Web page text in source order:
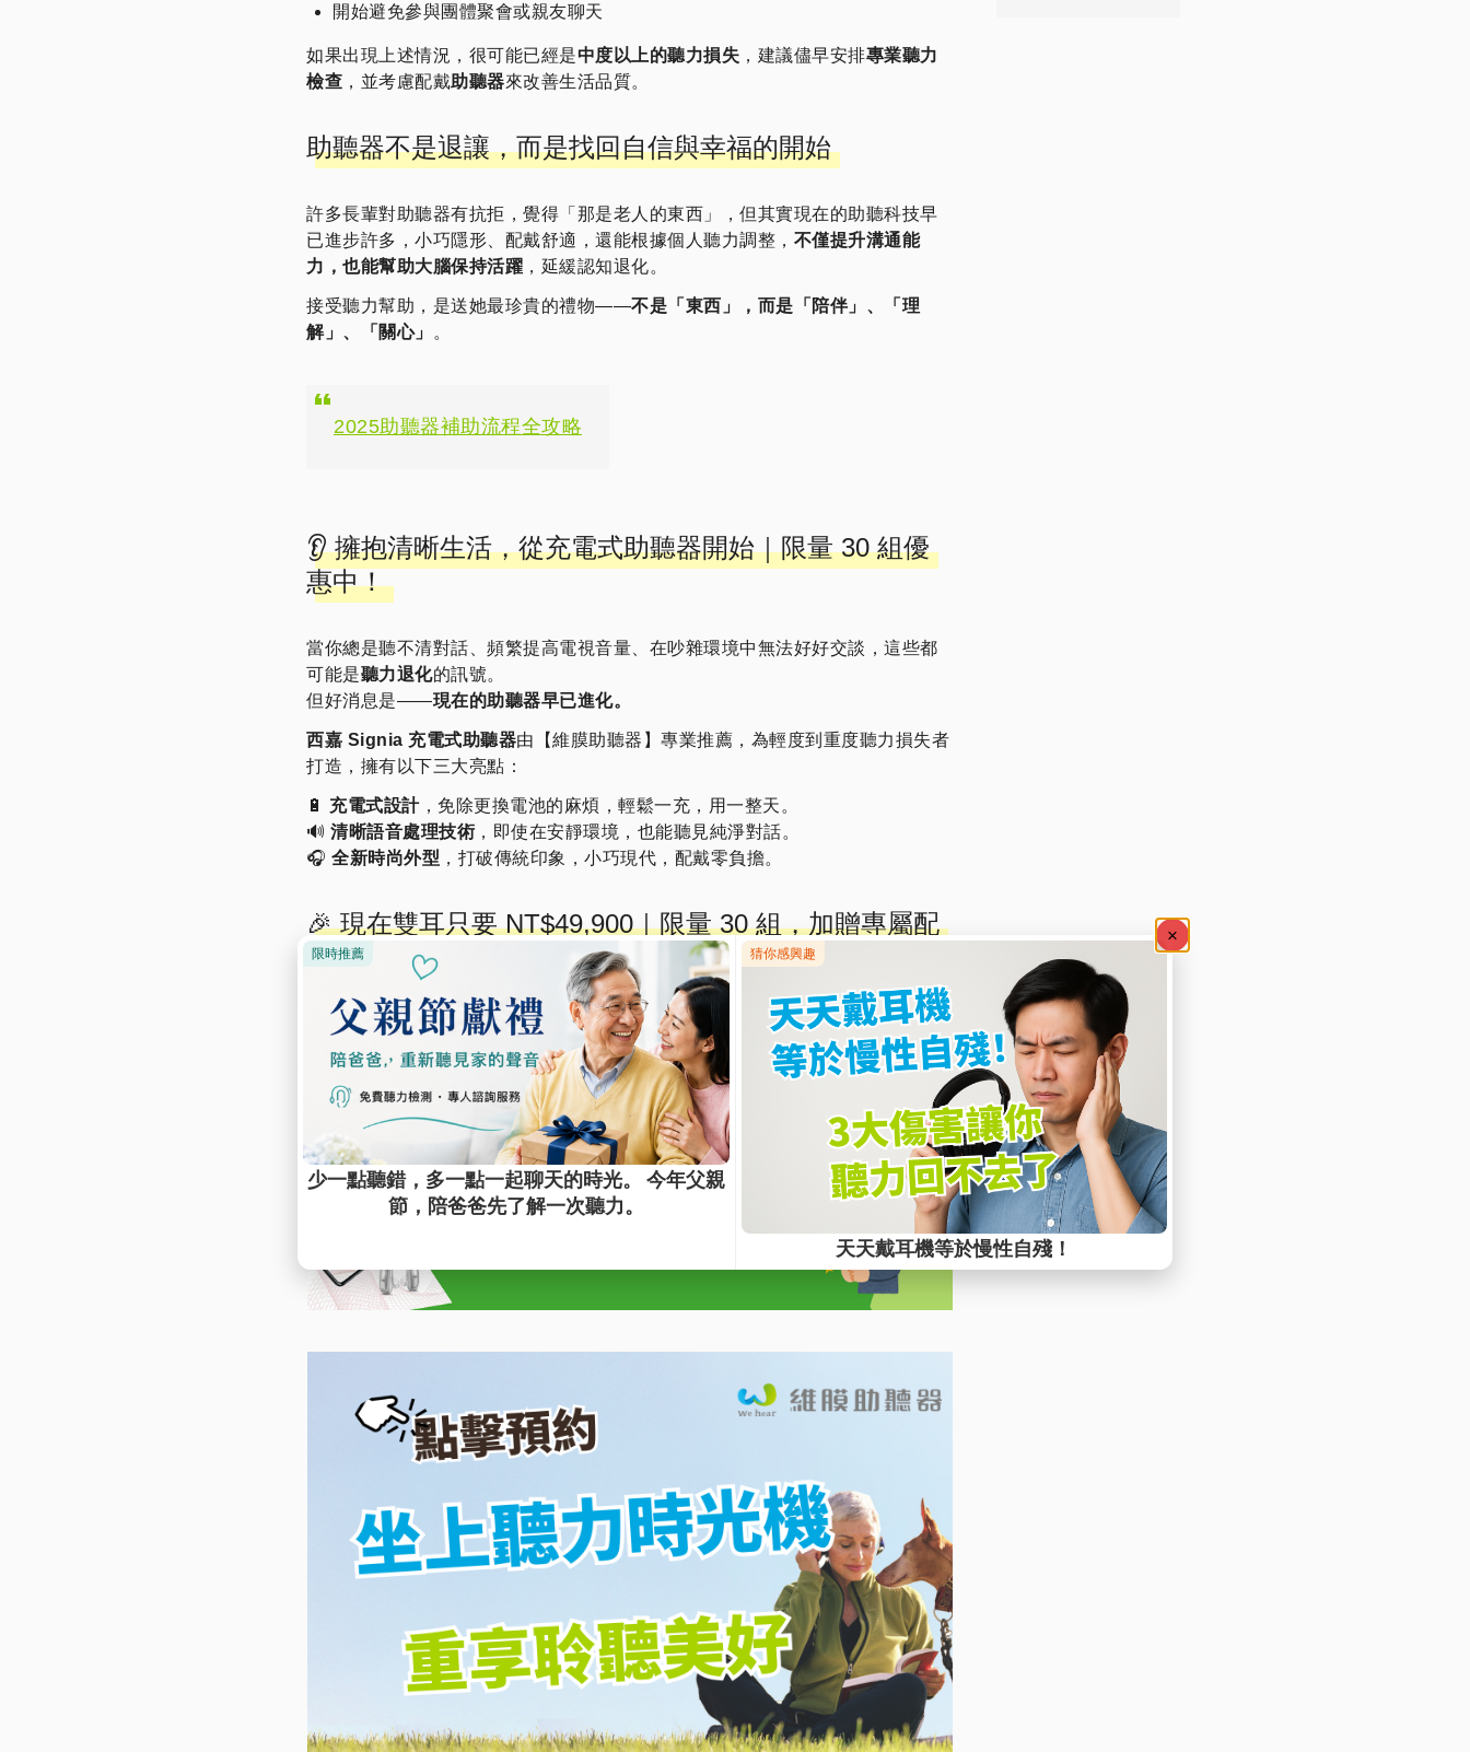
開始避免參與團體聚會或親友聊天
如果出現上述情況，很可能已經是中度以上的聽力損失 ，建議儘早安排專業聽力
檢查 ，並考慮配戴助聽器來改善生活品質。
助聽器不是退讓，而是找回自信與幸福的開始
許多長輩對助聽器有抗拒，覺得「那是老人的東西」，但其實現在的助聽科技早
已進步許多，小巧隱形、配戴舒適，還能根據個人聽力調整， 不僅提升溝通能
力，也能幫助大腦保持活躍 ，延緩認知退化。
接受聽力幫助，是送她最珍貴的禮物——不是「東西」，而是「陪伴」、「理
解」、「關心」
。
2025助聽器補助流程全攻略
👂 擁抱清晰生活，從充電式助聽器開始｜限量 30 組優
惠中！
當你總是聽不清對話、頻繁提高電視音量、在吵雜環境中無法好好交談，這些都
可能是聽力退化的訊號。
但好消息是——現在的助聽器早已進化。
西嘉 Signia 充電式助聽器由【維膜助聽器】專業推薦，為輕度到重度聽力損失者
打造，擁有以下三大亮點：
🔋 充電式設計，免除更換電池的麻煩，輕鬆一充，用一整天。
🔊 清晰語音處理技術 ，即使在安靜環境，也能聽見純淨對話。
🎧 全新時尚外型 ，打破傳統印象，小巧現代，配戴零負擔。
🎉 現在雙耳只要 NT$49,900｜限量 30 組，加贈專屬配
件組
適用各種程度聽損，長輩、小資族皆可安心體驗
即刻預約免費試聽，別讓世界靜音
📞 撥打免付費專線：0800-580-731
📍 查詢全台門市據點 →
[點我看地點]